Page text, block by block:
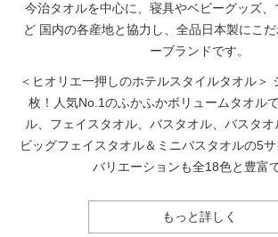
今治タオルを中心に、寝具やベビーグッズ
ど 国内の各産地と協力し、全品日本製にこ
ーブランドです。
＜ヒオリエ一押しのホテルスタイルタオル＞
枚！人気No.1のふかふかボリュームタオルで
ル、フェイスタオル、バスタオル、バスタオ
ビッグフェイスタオル＆ミニバスタオルの5サ
バリエーションも全18色と豊富
もっと詳しく